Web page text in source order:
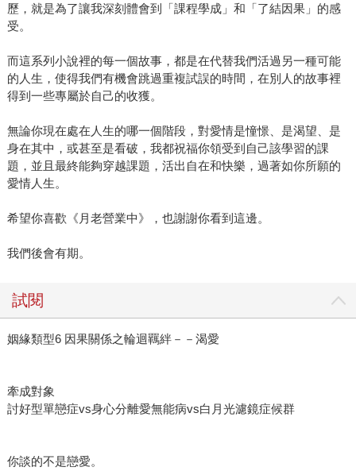
歷，就是為了讓我深刻體會到「課程學成」和「了結因果」的感
受。
而這系列小說裡的每一個故事，都是在代替我們活過另一種可能
的人生，使得我們有機會跳過重複試誤的時間，在別人的故事裡
得到一些專屬於自己的收獲。
無論你現在處在人生的哪一個階段，對愛情是憧憬、是渴望、是
身在其中，或甚至是看破，我都祝福你領受到自己該學習的課
題，並且最終能夠穿越課題，活出自在和快樂，過著如你所願的
愛情人生。
希望你喜歡《月老營業中》，也謝謝你看到這邊。
我們後會有期。
試閱
姻緣類型6 因果關係之輪迴羈絆－－渴愛
牽成對象
討好型單戀症vs身心分離愛無能病vs白月光濾鏡症候群
你談的不是戀愛。